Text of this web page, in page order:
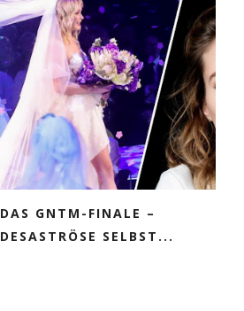
DAS GNTM-FINALE –
DESASTRÖSE SELBST...